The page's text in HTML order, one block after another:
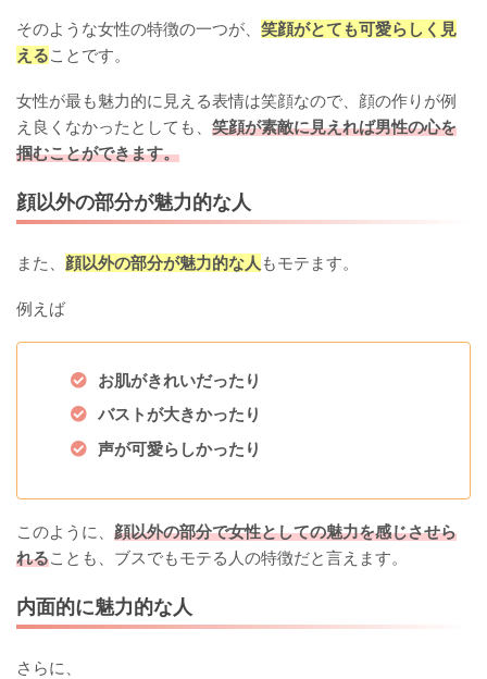
そのような女性の特徴の一つが、 笑顔がとても可愛らしく見
えることです。
女性が最も魅力的に見える表情は笑顔なので、顔の作りが例
え良くなかったとしても、 笑顔が素敵に見えれば男性の心を
掴むことができます。
顔以外の部分が魅力的な人
また、 顔以外の部分が魅力的な人 もモテます。
例えば
お肌がきれいだったり
バストが大きかったり
声が可愛らしかったり
このように、 顔以外の部分で女性としての魅力を感じさせら
れることも、ブスでもモテる人の特徴だと言えます。
内面的に魅力的な人
さらに、